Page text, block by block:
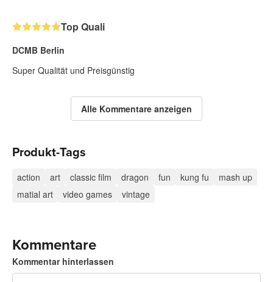
Top Quali
DCMB Berlin
Super Qualität und Preisgünstig
Alle Kommentare anzeigen
Produkt-Tags
action art classic film dragon fun kung fu
mash up
matial art
video games vintage
Kommentare
Kommentar hinterlassen